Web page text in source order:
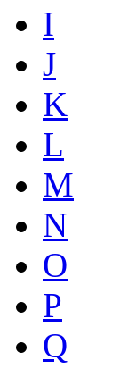
I
J
K
L
M
N
O
P
Q